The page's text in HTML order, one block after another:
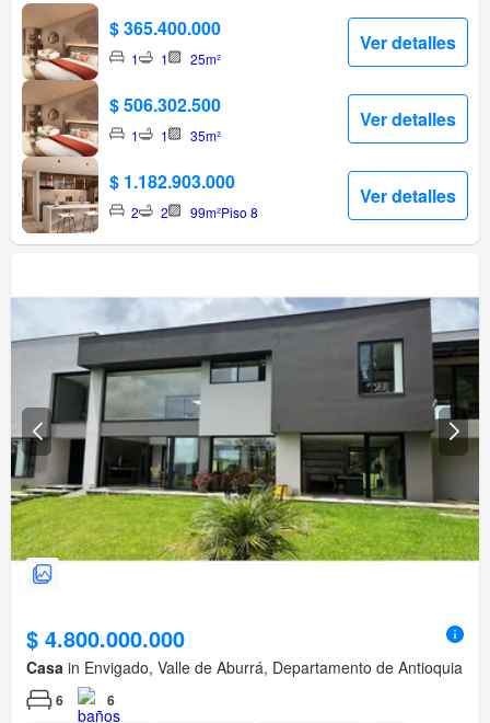
$ 365.400.000
1 1 25m²
Ver detalles
$ 506.302.500
1 1 35m²
Ver detalles
$ 1.182.903.000
2 2 99m²Piso 8
Ver detalles
$ 4.800.000.000
Casa in Envigado, Valle de Aburrá, Departamento de Antioquia
6 6